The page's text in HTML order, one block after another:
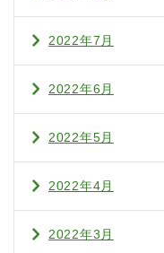
2022年7月
2022年6月
2022年5月
2022年4月
2022年3月